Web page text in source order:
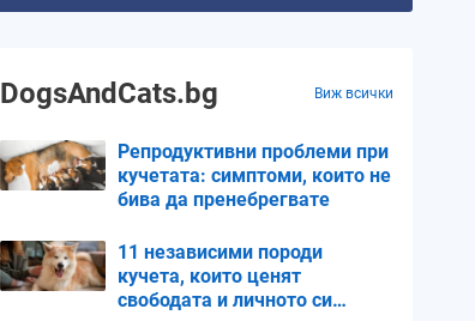
DogsAndCats.bg Виж всички
Репродуктивни проблеми при
кучетата: симптоми, които не
бива да пренебрегвате
11 независими породи
кучета, които ценят
свободата и личното си